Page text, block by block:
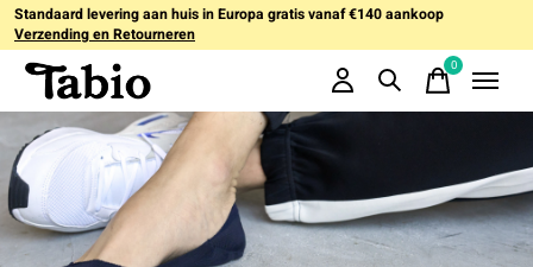
Standaard levering aan huis in Europa gratis vanaf €140 aankoop
Verzending en Retourneren
0items